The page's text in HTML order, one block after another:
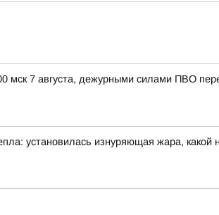
7 августа, дежурными силами ПВО
установилась изнуряющая жара,